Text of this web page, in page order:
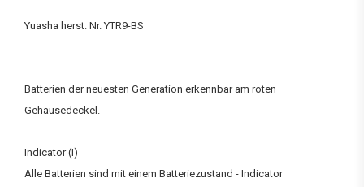
Yuasha herst. Nr. YTR9-BS
Batterien der neuesten Generation erkennbar am roten
Gehäusedeckel.
Indicator (I)
Alle Batterien sind mit einem Batteriezustand - Indicator